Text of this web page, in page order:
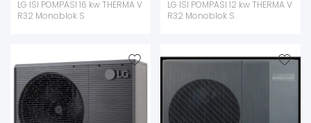
LG ISI POMPASI 16 kw THERMA V
R32 Monoblok S
LG ISI POMPASI 12 kw THERMA V
R32 Monoblok S